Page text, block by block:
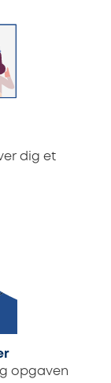
dig et
opgaven